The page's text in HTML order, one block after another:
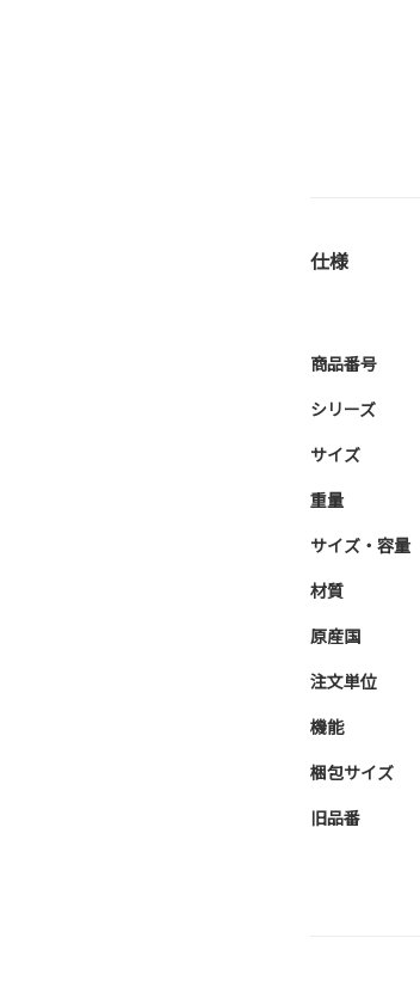
仕様
商品番号
シリーズ
サイズ
重量
サイズ・容量
材質
原産国
注文単位
機能
梱包サイズ
旧品番